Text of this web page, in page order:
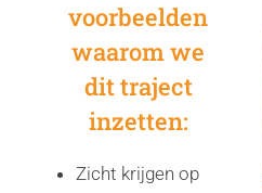
voorbeelden
waarom we
dit traject
inzetten:
Zicht krijgen op